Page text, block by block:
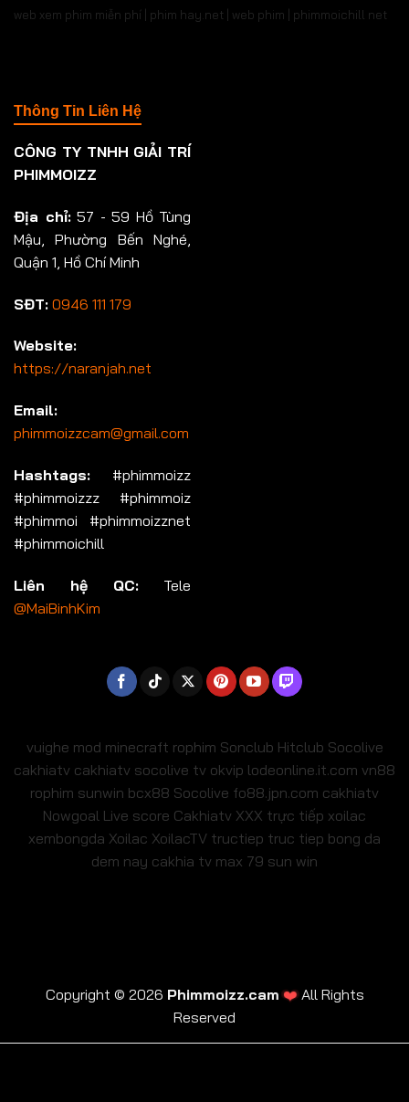
web xem phim miễn phí | phim hay.net | web phim | phimmoichill net
Thông Tin Liên Hệ
CÔNG TY TNHH GIẢI TRÍ
PHIMMOIZZ
Địa chỉ:57 - 59 Hồ Tùng
Mậu, Phường Bến Nghé,
Quận 1, Hồ Chí Minh
SĐT: 0946 111 179
Website:
https://naranjah.net
Email:
phimmoizzcam@gmail.com
Hashtags: #phimmoizz
#phimmoizzz #phimmoiz
#phimmoi #phimmoizznet
#phimmoichill
Liên hệ QC: Tele
@MaiBinhKim
vuighe mod minecraft rophim Sonclub Hitclub Socolive
cakhiatv cakhiatv socolive tv okvip lodeonline.it.com vn88
rophim sunwin bcx88 Socolive fo88.jpn.com cakhiatv
Nowgoal Live score Cakhiatv XXX trực tiếp xoilac
xembongda Xoilac XoilacTV tructiep truc tiep bong da
dem nay cakhia tv max 79 sun win
Copyright © 2026 Phimmoizz.cam❤️All Rights
Reserved